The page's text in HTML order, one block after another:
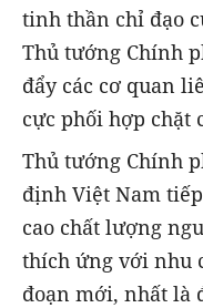
tinh thần chỉ đạo
Thủ tướng Chính
đẩy các cơ quan
cực phối hợp chặt
Thủ tướng Chính
định Việt Nam
cao chất lượng
thích ứng với nhu
đoạn mới, nhất là